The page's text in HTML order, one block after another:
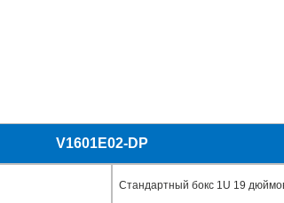
V1601E02-DP
Стандартный бокс 1U 19